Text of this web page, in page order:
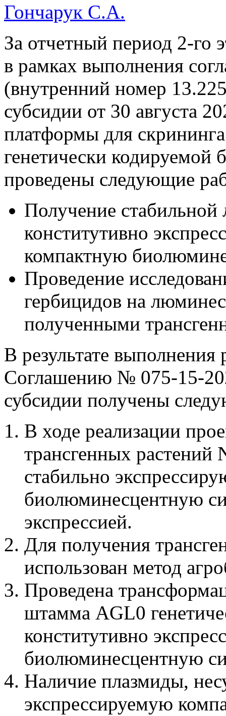
Гончарук С.А.
За отчетный период 2-го
в рамках выполнения
(внутренний номер
субсидии от 30 августа
платформы для
генетически
проведены следующие
Получение стабильной
конститутивно
компактную
Проведение
гербицидов на
полученными
В результате выполнения
Соглашению № 075-15-
субсидии получены
В ходе реализации
трансгенных растений
стабильно
биолюминесцентную
экспрессией.
Для получения
использован метод
Проведена
штамма AGL0
конститутивно
биолюминесцентную
Наличие плазмиды,
экспрессируемую